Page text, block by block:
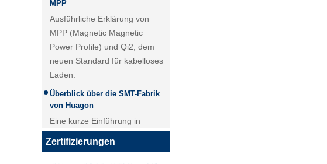
25W QI2 Wireless Lademodul
Wireless Ladegerät - Kopie -
JCJW30
Ausführliche Erklärung von
MPP (Magnetic Magnetic
Power Profile) und Qi2, dem
neuen Standard für kabelloses
Laden.
Überblick über die SMT-Fabrik
von Huagon
Eine kurze Einführung in
unsere SMT-Fabrik. Mit einer
unsere tägliche Lieferung von
Zertifizierungen